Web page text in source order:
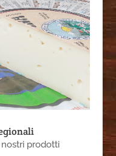
prodotti